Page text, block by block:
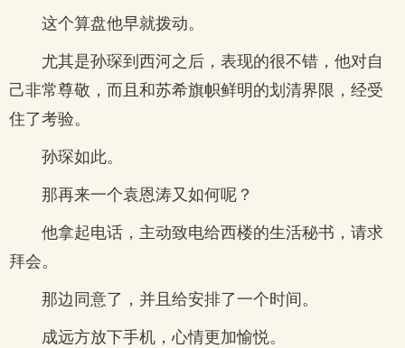
这个算盘他早就拨动。
尤其是孙琛到西河之后，表现的很不错，他对自
己非常尊敬，而且和苏希旗帜鲜明的划清界限，经受
住了考验。
孙琛如此。
那再来一个袁恩涛又如何呢？
他拿起电话，主动致电给西楼的生活秘书，请求
拜会。
那边同意了，并且给安排了一个时间。
成远方放下手机，心情更加愉悦。